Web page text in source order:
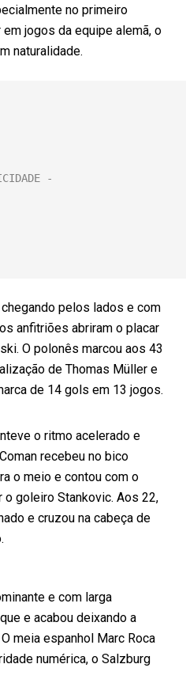
no primeiro
jogos da equipe alemã, o
naturalidade.
pelos lados e com
anfitriões abriram o placar
O polonês marcou aos 43
de Thomas Müller e
de 14 gols em 13 jogos.
o ritmo acelerado e
recebeu no bico
o meio e contou com o
o goleiro Stankovic. Aos 22,
e cruzou na cabeça de
e com larga
e acabou deixando a
meia espanhol Marc Roca
numérica, o Salzburg